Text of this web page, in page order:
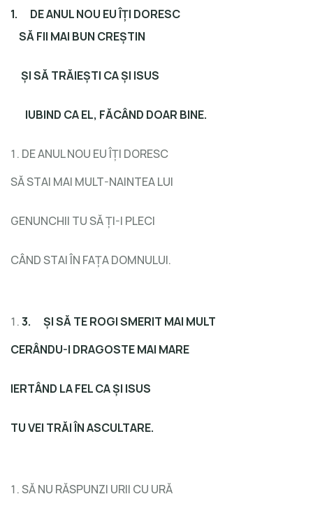
1. DE ANUL NOU EUÎȚI DORESC
SĂ FII MAI BUN CREȘTIN
ȘI SĂ TRĂIEȘTI CA ȘI ISUS
IUBIND CA EL, FĂCÂND DOAR BINE.
DE ANUL NOU EU ÎȚI DORESC
SĂ STAI MAI MULT-NAINTEA LUI
GENUNCHII TU SĂ ȚI-I PLECI
CÂND STAI ÎN FAȚA DOMNULUI.
3. ȘI SĂ TE ROGI SMERIT MAI MULT
CERÂNDU-I DRAGOSTE MAI MARE
IERTÂND LA FEL CA ȘI ISUS
TU VEI TRĂI ÎN ASCULTARE.
SĂ NU RĂSPUNZI URII CU URĂ